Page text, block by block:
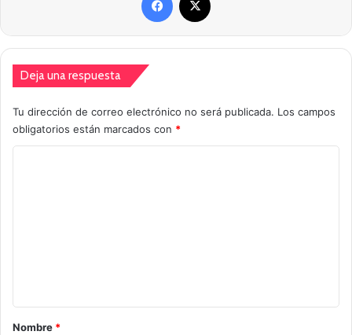
Deja una respuesta
Tu dirección de correo electrónico no será publicada. Los campos
obligatorios están marcados con *
r
Nombre *